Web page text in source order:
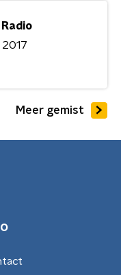
Meer gemist